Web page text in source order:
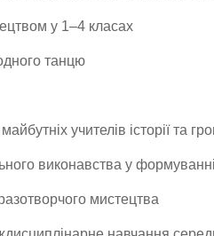
у 1–4 класах
танцю
учителів історії та
виконавства у
мистецтва